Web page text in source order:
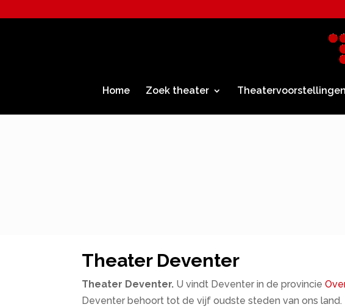
Home Zoek theater Theatervoorstellingen
Theater Deventer
Theater Deventer. U vindt Deventer in de provincie
Deventer behoort tot de vijf oudste steden van ons